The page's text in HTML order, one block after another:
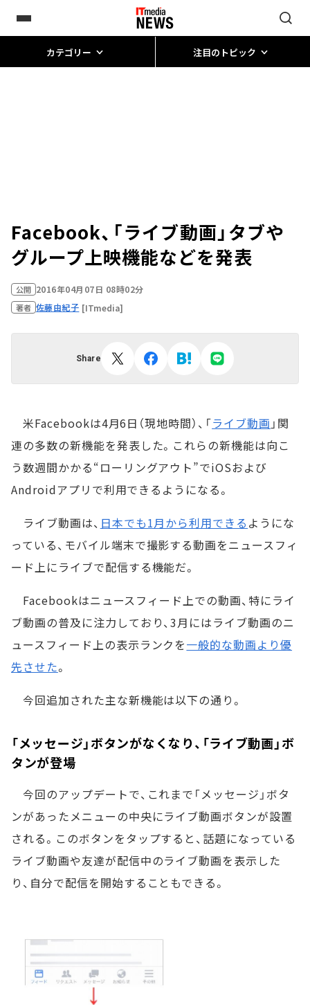
カテゴリー 注目のトピック
Facebook、「ライブ動画」タブや
グループ上映機能などを発表
公開 2016年04月07日 08時02分
著者 佐藤由紀子 [ITmedia]
Share
米Facebookは4月6日（現地時間）、「ライブ動画 」関
連の多数の新機能を発表した。これらの新機能は向こ
う数週間かかる“ローリングアウト”でiOSおよび
Androidアプリで利用できるようになる。
ライブ動画は、 日本でも1月から利用できる ようにな
っている、モバイル端末で撮影する動画をニュースフィ
ード上にライブで配信する機能だ。
Facebookはニュースフィード上での動画、特にライ
ブ動画の普及に注力しており、3月にはライブ動画のニ
ュースフィード上の表示ランクを一般的な動画より優
先させた。
今回追加された主な新機能は以下の通り。
「メッセージ」ボタンがなくなり、「ライブ動画」ボ
タンが登場
今回のアップデートで、これまで「メッセージ」ボタ
ンがあったメニューの中央にライブ動画ボタンが設置
される。このボタンをタップすると、話題になっている
ライブ動画や友達が配信中のライブ動画を表示した
り、自分で配信を開始することもできる。